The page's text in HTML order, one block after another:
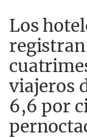
Los
viajeros
6,6 por